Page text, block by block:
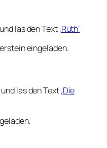
las den Text‚Ruth‘
eingeladen.
las den Text‚Die